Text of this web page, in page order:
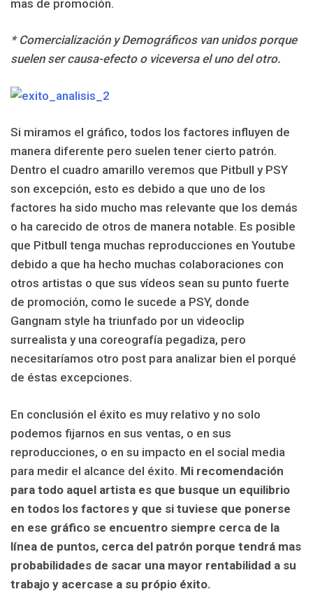
mas de promoción.
* Comercialización y Demográficos van unidos porque
suelen ser causa-efecto o viceversa el uno del otro.
Si miramos el gráfico, todos los factores influyen de
manera diferente pero suelen tener cierto patrón.
Dentro el cuadro amarillo veremos que Pitbull y PSY
son excepción, esto es debido a que uno de los
factores ha sido mucho mas relevante que los demás
o ha carecido de otros de manera notable. Es posible
que Pitbull tenga muchas reproducciones en Youtube
debido a que ha hecho muchas colaboraciones con
otros artistas o que sus vídeos sean su punto fuerte
de promoción, como le sucede a PSY, donde
Gangnam style ha triunfado por un videoclip
surrealista y una coreografía pegadiza, pero
necesitaríamos otro post para analizar bien el porqué
de éstas excepciones.
En conclusión el éxito es muy relativo y no solo
podemos fijarnos en sus ventas, o en sus
reproducciones, o en su impacto en el social media
para medir el alcance del éxito. Mi recomendación
para todo aquel artista es que busque un equilibrio
en todos los factores y que si tuviese que ponerse
en ese gráfico se encuentro siempre cerca de la
línea de puntos, cerca del patrón porque tendrá mas
probabilidades de sacar una mayor rentabilidad a su
trabajo y acercase a su própio éxito.